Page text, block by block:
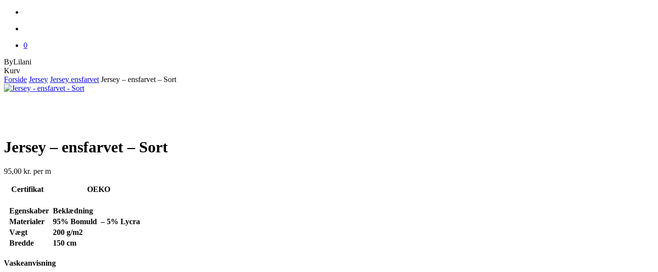
0
ByLilani
KurvClose
Cart
Forside Jersey Jersey ensfarvet Jersey – ensfarvet – Sort
Jersey – ensfarvet – Sort
95,00 kr. per m
Certifikat OEKO
Egenskaber Beklædning
Materialer
95% Bomuld – 5% Lycra
Vægt
200 g/m2
Bredde
150 cm
Vaskeanvisning